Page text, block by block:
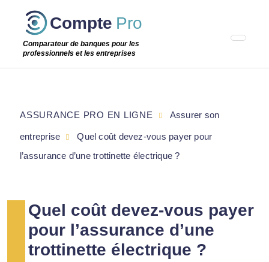
Passer
étape
Compte Pro
Comparateur de banques pour les
professionnels et les entreprises
Quel coût devez-vous payer
pour l’assurance d’une
trottinette électrique ?
ASSURANCE PRO EN LIGNE Assurer son
entreprise
Quel coût devez-vous payer pour
l’assurance d’une trottinette électrique ?